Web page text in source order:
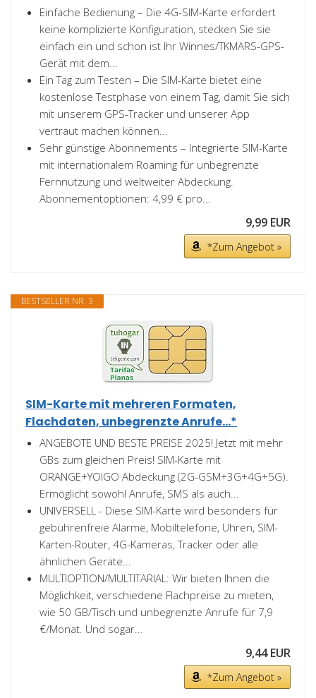
Einfache Bedienung – Die 4G-SIM-Karte erfordert
keine komplizierte Konfiguration, stecken Sie sie
einfach ein und schon ist Ihr Winnes/TKMARS-GPS-
Gerät mit dem...
Ein Tag zum Testen – Die SIM-Karte bietet eine
kostenlose Testphase von einem Tag, damit Sie sich
mit unserem GPS-Tracker und unserer App
vertraut machen können...
Sehr günstige Abonnements – Integrierte SIM-Karte
mit internationalem Roaming für unbegrenzte
Fernnutzung und weltweiter Abdeckung.
Abonnementoptionen: 4,99 € pro...
9,99 EUR
*Zum Angebot »
BESTSELLER NR. 3
SIM-Karte mit mehreren Formaten,
Flachdaten, unbegrenzte Anrufe...*
ANGEBOTE UND BESTE PREISE 2025! Jetzt mit mehr
GBs zum gleichen Preis! SIM-Karte mit
ORANGE+YOIGO Abdeckung (2G-GSM+3G+4G+5G).
Ermöglicht sowohl Anrufe, SMS als auch...
UNIVERSELL - Diese SIM-Karte wird besonders für
gebührenfreie Alarme, Mobiltelefone, Uhren, SIM-
Karten-Router, 4G-Kameras, Tracker oder alle
ähnlichen Geräte...
MULTIOPTION/MULTITARIAL: Wir bieten Ihnen die
Möglichkeit, verschiedene Flachpreise zu mieten,
wie 50 GB/Tisch und unbegrenzte Anrufe für 7,9
€/Monat. Und sogar...
9,44 EUR
*Zum Angebot »